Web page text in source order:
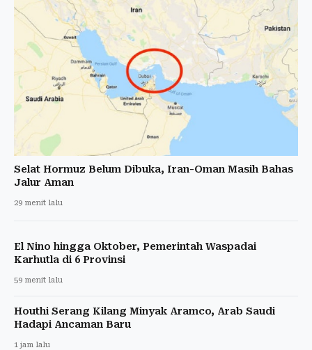
Selat Hormuz Belum Dibuka, Iran-Oman Masih Bahas
Jalur Aman
29 menit lalu
El Nino hingga Oktober, Pemerintah Waspadai
Karhutla di 6 Provinsi
59 menit lalu
Houthi Serang Kilang Minyak Aramco, Arab Saudi
Hadapi Ancaman Baru
1 jam lalu